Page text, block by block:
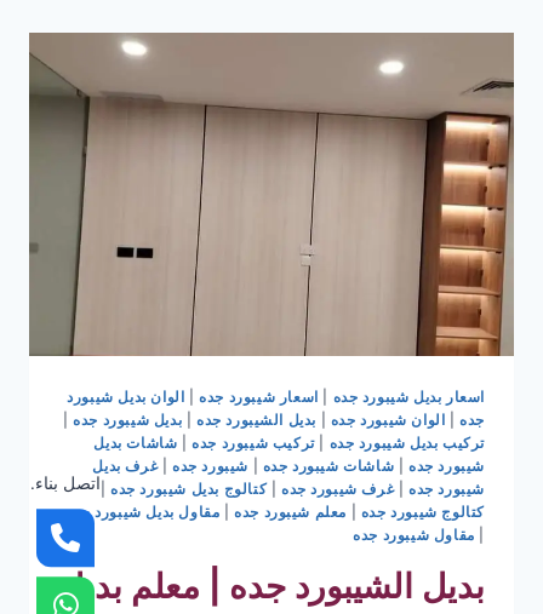
اسعار بديل شيبورد جده اسعار شيبورد جده| الوان بديل شيبورد
جده| الوان شيبورد جده بديل الشيبورد جده بديل شيبورد جده|
تركيب بديل شيبورد جده |تركيب شيبورد جده| شاشات بديل
شيبورد جده| شاشات شيبورد جده شيبورد جده |غرف بديل
شيبورد جده|غرف شيبورد جده |كتالوج بديل شيبورد جده|
كتالوج شيبورد جده
معلم شيبورد جده| مقاول بديل شيبورد جده
مقاول شيبورد جده
بديل الشيبورد جده | معلم بديل
اتصل بناء.